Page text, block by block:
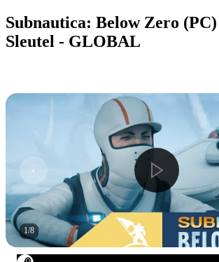
Subnautica: Below Zero (PC)
Sleutel - GLOBAL
1/8